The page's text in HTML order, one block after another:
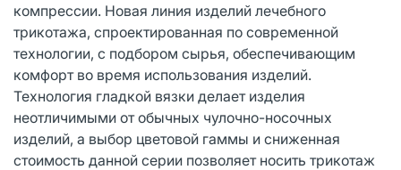
компрессии. Новая линия изделий лечебного
трикотажа, спроектированная по современной
технологии, с подбором сырья, обеспечивающим
комфорт во время использования изделий.
Технология гладкой вязки делает изделия
неотличимыми от обычных чулочно-носочных
изделий, а выбор цветовой гаммы и сниженная
стоимость данной серии позволяет носить трикотаж